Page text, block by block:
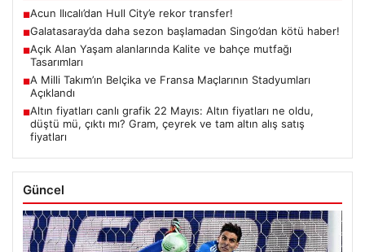
■Acun Ilıcalı’dan Hull City’e rekor transfer!
■Galatasaray’da daha sezon başlamadan Singo’dan kötü haber!
■Açık Alan Yaşam alanlarında Kalite ve bahçe mutfağı
Tasarımları
■A Milli Takım’ın Belçika ve Fransa Maçlarının Stadyumları
Açıklandı
■Altın fiyatları canlı grafik 22 Mayıs: Altın fiyatları ne oldu,
düştü mü, çıktı mı? Gram, çeyrek ve tam altın alış satış
fiyatları
Güncel